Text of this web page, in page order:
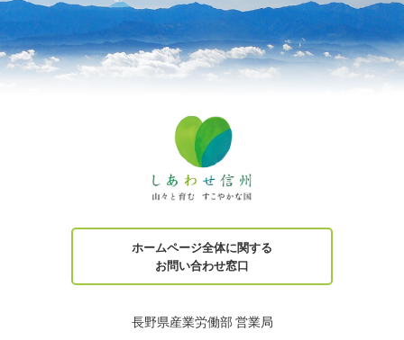
ホームページ全体に関する
お問い合わせ窓口
長野県産業労働部 営業局